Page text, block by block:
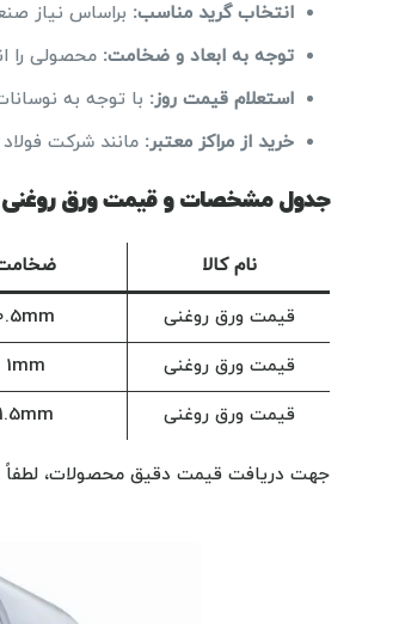
انتخاب گرید مناسب: براساس نیاز
توجه به ابعاد و ضخامت: محصولی را
استعلام قیمت روز: با توجه به
خرید از مراکز معتبر: مانند شرکت
جدول مشخصات و قیمت ورق روغنی
نام کالا
قیمت ورق روغنی
قیمت ورق روغنی
1mm
قیمت ورق روغنی
1.5mm
جهت دریافت قیمت دقیق محصولات، لطفاً